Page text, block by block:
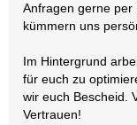
Anfragen gerne per
kümmern uns
Im Hintergrund
für euch zu
wir euch Bescheid.
Vertrauen!